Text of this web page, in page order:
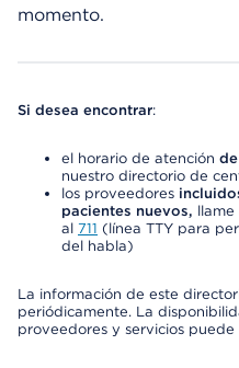
momento.
Si desea encontrar:
el horario de atención
nuestro directorio de
los proveedores
pacientes nuevos,
al 711 (línea TTY para
del habla)
La información de este
periódicamente. La
proveedores y servicios puede